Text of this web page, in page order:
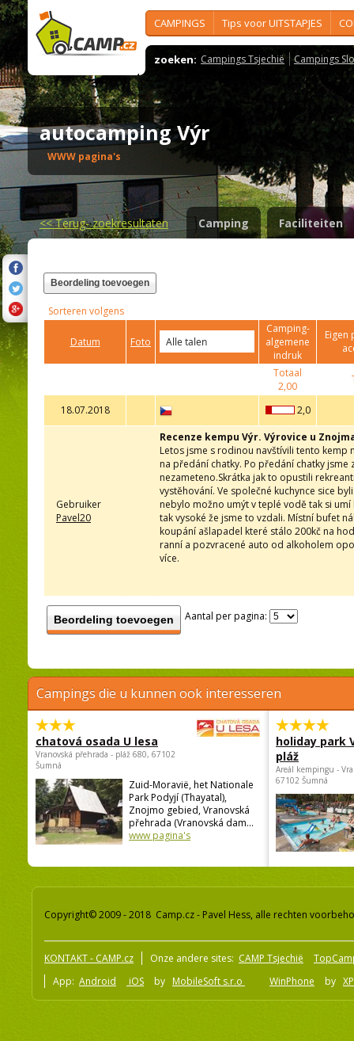
CAMPINGS Tips voor UITSTAPJES
zoeken: Campings Tsjechië Campings
autocamping Výr
WWW pagina's
<<Terug- zoekresultaten Camping Faciliteiten
Beordeling toevoegen
Sorteren volgens
Datum Foto
Camping-
algemene
indruk
Eigen
Totaal
2,00
18.07.2018 2,0
Gebruiker
Pavel20
Recenze kempu Výr. Výrovice u
Letos jsme s rodinou navštívili tento
na předání chatky. Po předání chatky
nezameteno.Skrátka jak to opustili
vystěhování. Ve společné kuchynce sice
nebylo možno umýt v teplé vodě tak si
tak vysoké že jsme to vzdali. Místní bufet
koupání ašlapadel které stálo 200kč na
ranní a pozvracené auto od alkoholem
více.
Beordeling toevoegen Aantal per pagina:
Campings die u kunnen ook interesseren
chatová osada U lesa
Vranovská přehrada - pláž 680, 67102
Šumná
Zuid-Moravië, het Nationale
Park Podyjí (Thayatal),
Znojmo gebied, Vranovská
přehrada (Vranovská dam...
www pagina's
holiday park
pláž
Areál kempingu -
67102 Šumná
Copyright© 2009 - 2018 Camp.cz - Pavel Hess, alle rechten
KONTAKT - CAMP.cz Onze andere sites: CAMP Tsjechië
App: Android iOS by MobileSoft s.r.o WinPhone by